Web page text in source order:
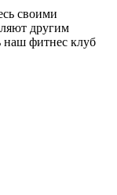
своими
другим
наш фитнес клуб